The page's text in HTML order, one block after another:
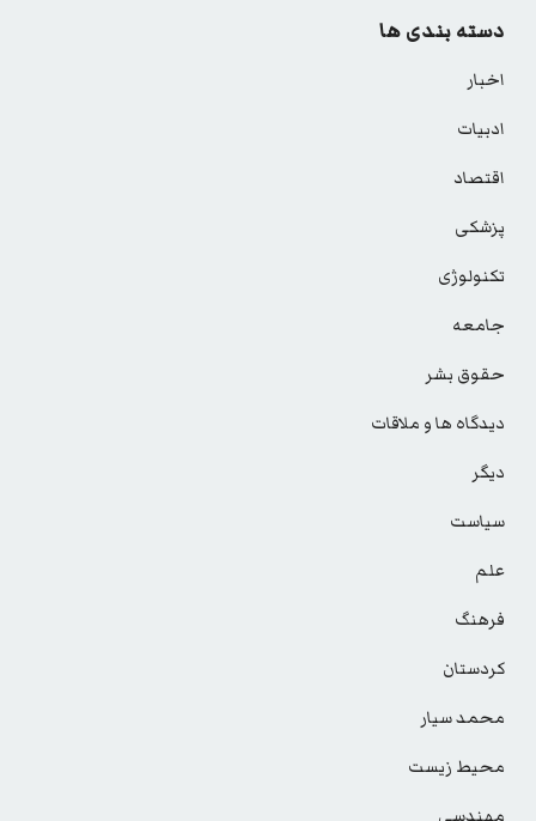
دسته بندی ها
اخبار
ادبیات
اقتصاد
پزشکی
تکنولوژی
جامعه
حقوق بشر
دیدگاه ها و ملاقات
دیگر
سیاست
علم
فرهنگ
کردستان
محمد سیار
محیط زیست